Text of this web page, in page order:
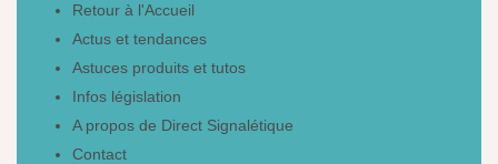
Retour à l'Accueil
Actus et tendances
Astuces produits et tutos
Infos législation
A propos de Direct Signalétique
Contact